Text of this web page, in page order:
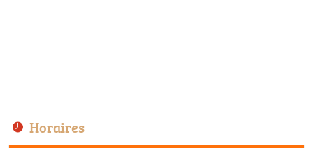
Horaires